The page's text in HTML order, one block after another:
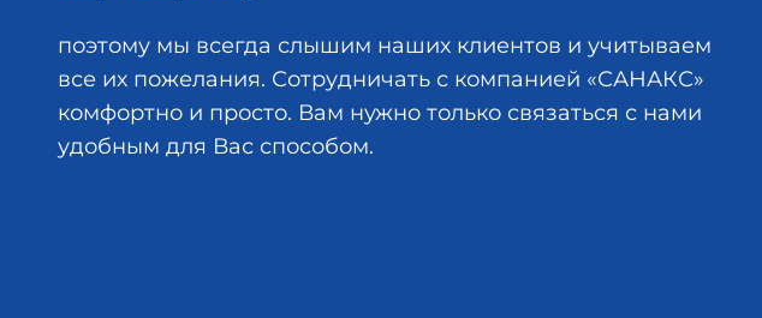
поэтому мы всегда слышим наших клиентов и учитываем
все их пожелания. Сотрудничать с компанией «САНАКС»
комфортно и просто. Вам нужно только связаться с нами
удобным для Вас способом.